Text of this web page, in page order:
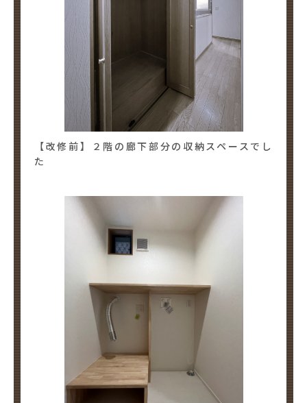
【改修前】２階の廊下部分の収納スペースでし
た